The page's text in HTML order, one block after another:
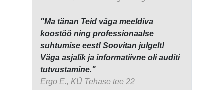
"Ma tänan Teid väga meeldiva
koostöö ning professionaalse
suhtumise eest! Soovitan julgelt!
Väga asjalik ja informatiivne oli auditi
tutvustamine."
Ergo E., KÜ Tehase tee 22